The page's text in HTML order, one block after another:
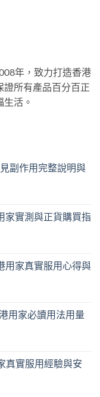
年，致力打造香港
證所有產品百分百正
活。
副作用完整說明與
家實測與正貨購買指
用家真實服用心得與
用家必讀用法用量
真實服用經驗與安